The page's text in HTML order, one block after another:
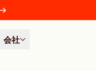
会社